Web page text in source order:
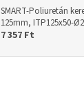
SMART-Poliuretán
125mm, ITP125x50-
7 357 Ft